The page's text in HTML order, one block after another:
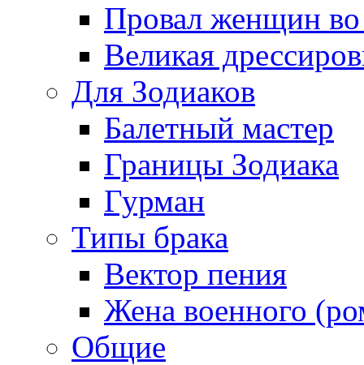
Провал женщин во
Великая
Для Зодиаков
Балетный мастер
Границы Зодиака
Гурман
Типы брака
Вектор пения
Жена военного
Общие